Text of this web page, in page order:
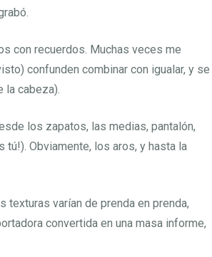
con recuerdos. Muchas veces me
confunden combinar con igualar, y se
la cabeza).
los zapatos, las medias, pantalón,
Obviamente, los aros, y hasta la
varían de prenda en prenda,
convertida en una masa informe,